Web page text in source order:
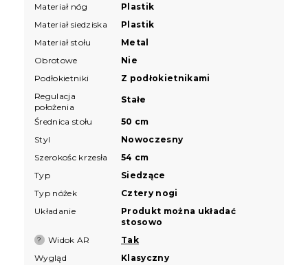
Materiał nóg
Plastik
Materiał siedziska
Plastik
Materiał stołu
Metal
Obrotowe
Nie
Podłokietniki
Z podłokietnikami
Regulacja
położenia
Stałe
Średnica stołu
50 cm
Styl
Nowoczesny
Szerokośc krzesła
54 cm
Typ
Siedzące
Typ nóżek
Cztery nogi
Układanie
Produkt można układać
stosowo
? Widok AR
Tak
Wygląd
Klasyczny